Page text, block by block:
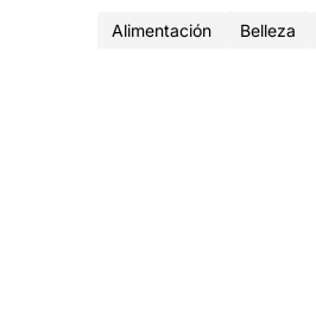
Alimentación Belleza